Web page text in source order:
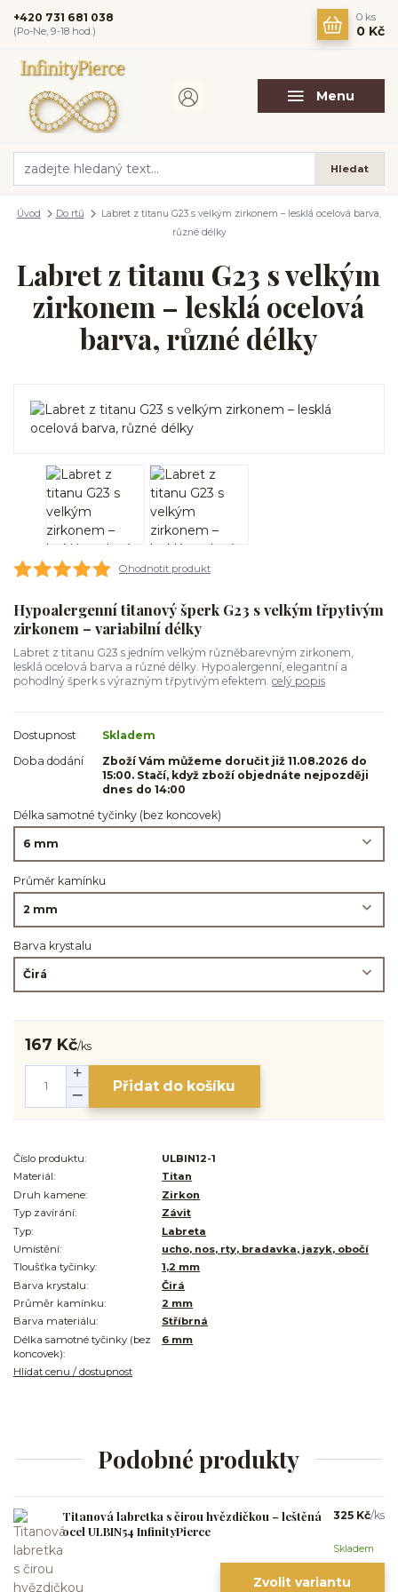
Menu
Hledat
+420 731 681 038
(Po-Ne, 9-18 hod.)
0 ks
0 Kč
Úvod Do rtů
Labret z titanu G23 s velkým zirkonem – lesklá ocelová barva,
různé délky
Labret z titanu G23 s velkým
zirkonem – lesklá ocelová
barva, různé délky
Ohodnotit produkt
Hypoalergenní titanový šperk G23 s velkým třpytivým
zirkonem – variabilní délky
Labret z titanu G23 s jedním velkým různěbarevným zirkonem,
lesklá ocelová barva a různé délky. Hypoalergenní, elegantní a
pohodlný šperk s výrazným třpytivým efektem. celý popis
Dostupnost
Skladem
Doba dodání
Zboží Vám můžeme doručit již 11.08.2026 do
15:00. Stačí, když zboží objednáte nejpozději
dnes do 14:00
Délka samotné tyčinky (bez koncovek)
Průměr kamínku
Barva krystalu
167 Kč/ks
Přidat do košíku
Číslo produktu:
ULBIN12-1
Materiál:
Titan
Druh kamene:
Zirkon
Typ zavírání:
Závit
Typ:
Labreta
Umístění:
ucho, nos, rty, bradavka, jazyk, obočí
Tloušťka tyčinky:
1,2 mm
Barva krystalu:
Čirá
Průměr kamínku:
2 mm
Barva materiálu:
Stříbrná
Délka samotné tyčinky (bez
koncovek):
6 mm
Hlídat cenu / dostupnost
Podobné produkty
Titanová labretka s čirou hvězdičkou – leštěná
ocel ULBIN54 InfinityPierce
325 Kč/ks
Skladem
Zvolit variantu